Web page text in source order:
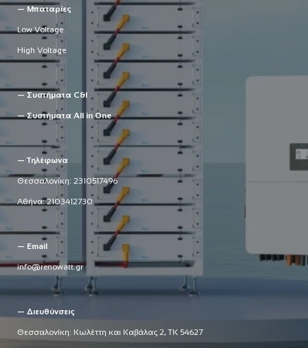
— Μπαταρίες
Low Voltage
High Voltage
— Συστήματα C&I
— Συστήματα All in One
— Τηλέφωνα
Θεσσαλονίκη: 2310517496
Αθήνα:2103412730
— Email
info@renowatt.gr
— Διευθύνσεις
Θεσσαλονίκη: Κωλέττη και Καβάλας 2, ΤΚ 54627